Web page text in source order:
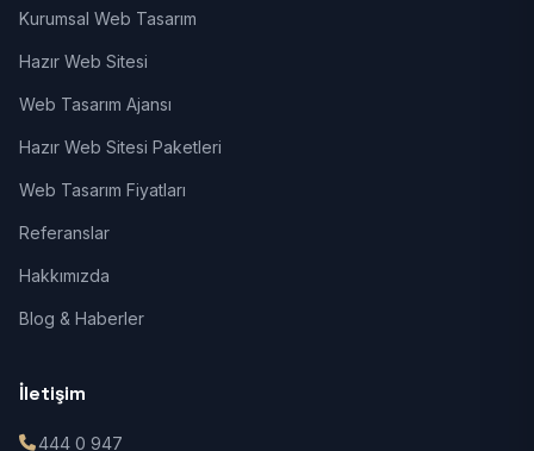
Kurumsal Web Tasarım
Hazır Web Sitesi
Web Tasarım Ajansı
Hazır Web Sitesi Paketleri
Web Tasarım Fiyatları
Referanslar
Hakkımızda
Blog & Haberler
İletişim
444 0 947